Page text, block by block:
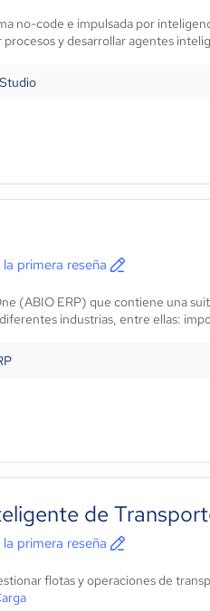
no-code e impulsada por
y desarrollar agentes
la primera reseña
(ABIO ERP) que contiene una
industrias, entre ellas:
de
la primera reseña
flotas y operaciones de